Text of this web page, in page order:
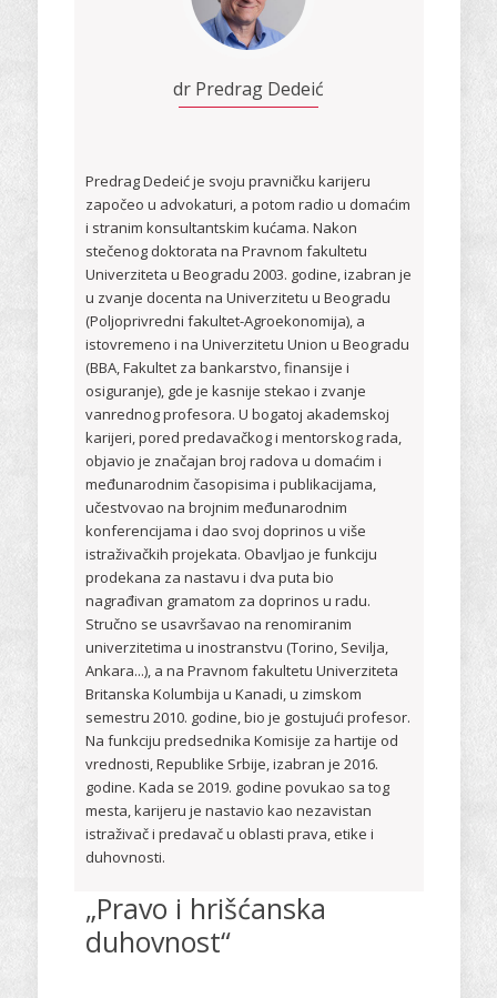
dr Predrag Dedeić
Predrag Dedeić je svoju pravničku karijeru
započeo u advokaturi, a potom radio u domaćim
i stranim konsultantskim kućama. Nakon
stečenog doktorata na Pravnom fakultetu
Univerziteta u Beogradu 2003. godine, izabran je
u zvanje docenta na Univerzitetu u Beogradu
(Poljoprivredni fakultet-Agroekonomija), a
istovremeno i na Univerzitetu Union u Beogradu
(BBA, Fakultet za bankarstvo, finansije i
osiguranje), gde je kasnije stekao i zvanje
vanrednog profesora. U bogatoj akademskoj
karijeri, pored predavačkog i mentorskog rada,
objavio je značajan broj radova u domaćim i
međunarodnim časopisima i publikacijama,
učestvovao na brojnim međunarodnim
konferencijama i dao svoj doprinos u više
istraživačkih projekata. Obavljao je funkciju
prodekana za nastavu i dva puta bio
nagrađivan gramatom za doprinos u radu.
Stručno se usavršavao na renomiranim
univerzitetima u inostranstvu (Torino, Sevilja,
Ankara...), a na Pravnom fakultetu Univerziteta
Britanska Kolumbija u Kanadi, u zimskom
semestru 2010. godine, bio je gostujući profesor.
Na funkciju predsednika Komisije za hartije od
vrednosti, Republike Srbije, izabran je 2016.
godine. Kada se 2019. godine povukao sa tog
mesta, karijeru je nastavio kao nezavistan
istraživač i predavač u oblasti prava, etike i
duhovnosti.
„Pravo i hrišćanska
duhovnost“